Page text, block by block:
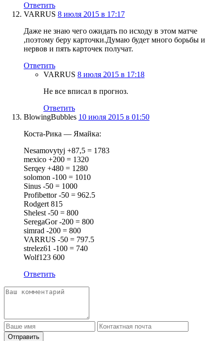
Ответить
VARRUS 8 июля 2015 в 17:17
Даже не знаю чего ожидать по исходу в этом матче
,поэтому беру карточки.Думаю будет много борьбы и
нервов и пять карточек получат.
Ответить
VARRUS 8 июля 2015 в 17:18
Не все вписал в прогноз.
Ответить
BlowingBubbles 10 июля 2015 в 01:50
Коста-Рика — Ямайка:
Nesamovytyj +87,5 = 1783
mexico +200 = 1320
Serqey +480 = 1280
solomon -100 = 1010
Sinus -50 = 1000
Profibettor -50 = 962.5
Rodgert 815
Shelest -50 = 800
SeregaGor -200 = 800
simrad -200 = 800
VARRUS -50 = 797.5
strelez61 -100 = 740
Wolf123 600
Ответить
Отправить